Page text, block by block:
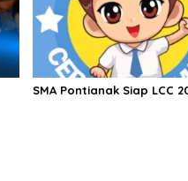
SMA Pontianak Siap LCC